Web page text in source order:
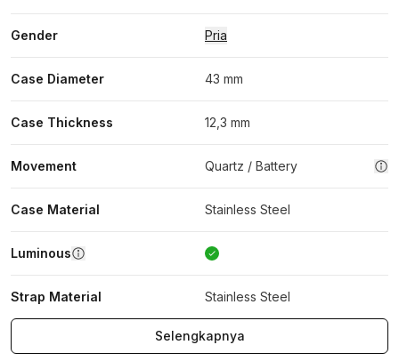
Gender Pria
Case Diameter 43 mm
Case Thickness 12,3 mm
Movement Quartz / Battery
Case Material Stainless Steel
Luminous
Strap Material Stainless Steel
Selengkapnya